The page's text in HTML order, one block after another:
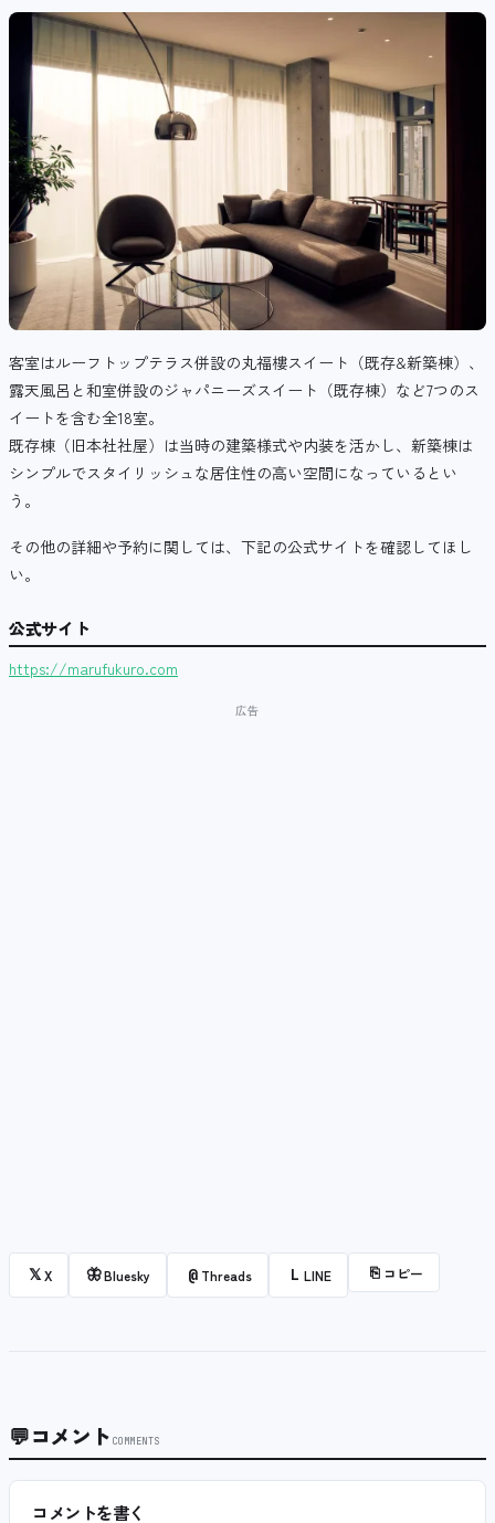
客室はルーフトップテラス併設の丸福樓スイート（既存&新築棟）、
露天風呂と和室併設のジャパニーズスイート（既存棟）など7つのス
イートを含む全18室。
既存棟（旧本社社屋）は当時の建築様式や内装を活かし、新築棟は
シンプルでスタイリッシュな居住性の高い空間になっているとい
う。
その他の詳細や予約に関しては、下記の公式サイトを確認してほし
い。
公式サイト
https://marufukuro.com
𝕏X 🦋Bluesky @ Threads L LINE ⎘ コピー
💬コメント COMMENTS
コメントを書く